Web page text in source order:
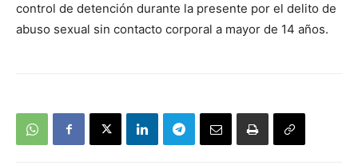
control de detención durante la presente por el delito de
abuso sexual sin contacto corporal a mayor de 14 años.